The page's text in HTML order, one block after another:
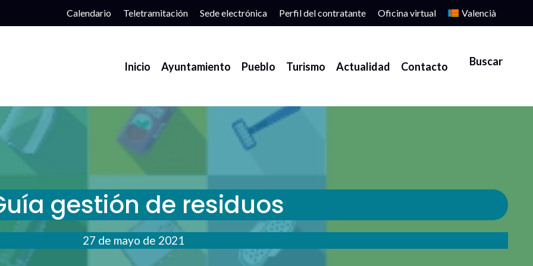
Calendario Teletramitación Sede electrónica Perfil del contratante Oficina virtual Valencià
Inicio Ayuntamiento Pueblo Turismo Actualidad Contacto
gestión de residuos
27 de mayo de 2021